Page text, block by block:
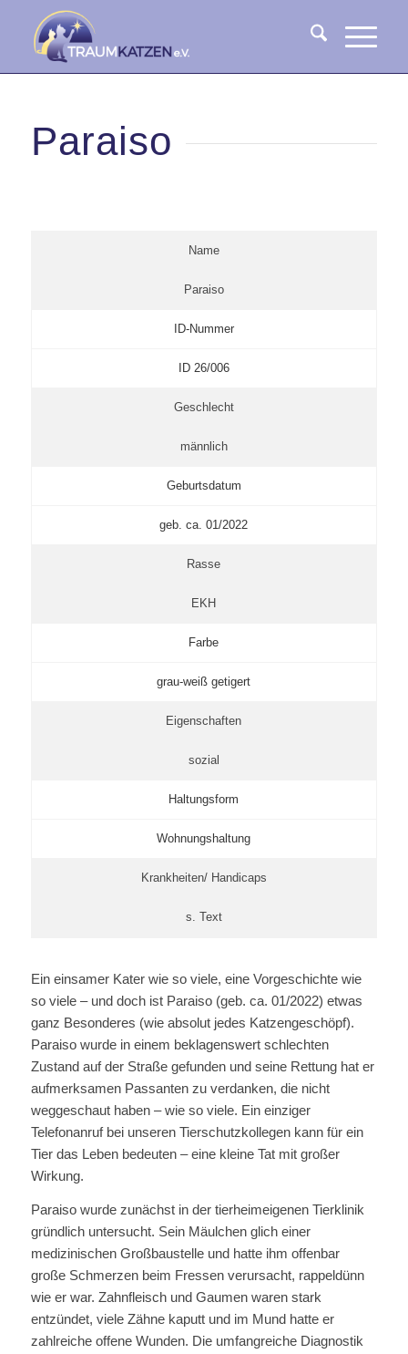
Paraiso
Name
Paraiso
ID-Nummer
ID 26/006
Geschlecht
männlich
Geburtsdatum
geb. ca. 01/2022
Rasse
EKH
Farbe
grau-weiß getigert
Eigenschaften
sozial
Haltungsform
Wohnungshaltung
Krankheiten/ Handicaps
s. Text
Ein einsamer Kater wie so viele, eine Vorgeschichte wie
so viele – und doch ist Paraiso (geb. ca. 01/2022) etwas
ganz Besonderes (wie absolut jedes Katzengeschöpf).
Paraiso wurde in einem beklagenswert schlechten
Zustand auf der Straße gefunden und seine Rettung hat er
aufmerksamen Passanten zu verdanken, die nicht
weggeschaut haben – wie so viele. Ein einziger
Telefonanruf bei unseren Tierschutzkollegen kann für ein
Tier das Leben bedeuten – eine kleine Tat mit großer
Wirkung.
Paraiso wurde zunächst in der tierheimeigenen Tierklinik
gründlich untersucht. Sein Mäulchen glich einer
medizinischen Großbaustelle und hatte ihm offenbar
große Schmerzen beim Fressen verursacht, rappeldünn
wie er war. Zahnfleisch und Gaumen waren stark
entzündet, viele Zähne kaputt und im Mund hatte er
zahlreiche offene Wunden. Die umfangreiche Diagnostik